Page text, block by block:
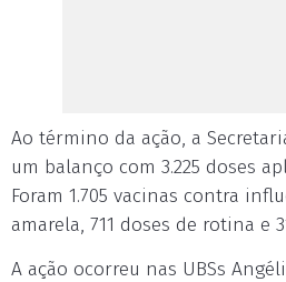
Ao término da ação, a
um balanço com 3.225 doses
Foram 1.705 vacinas contra
amarela, 711 doses de rotina e
A ação ocorreu nas UBSs